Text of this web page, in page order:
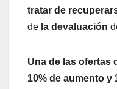
tratar de
de la devaluación
Una de las ofertas
10% de aumento y